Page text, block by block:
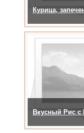
Курица,
Вкусный Рис с